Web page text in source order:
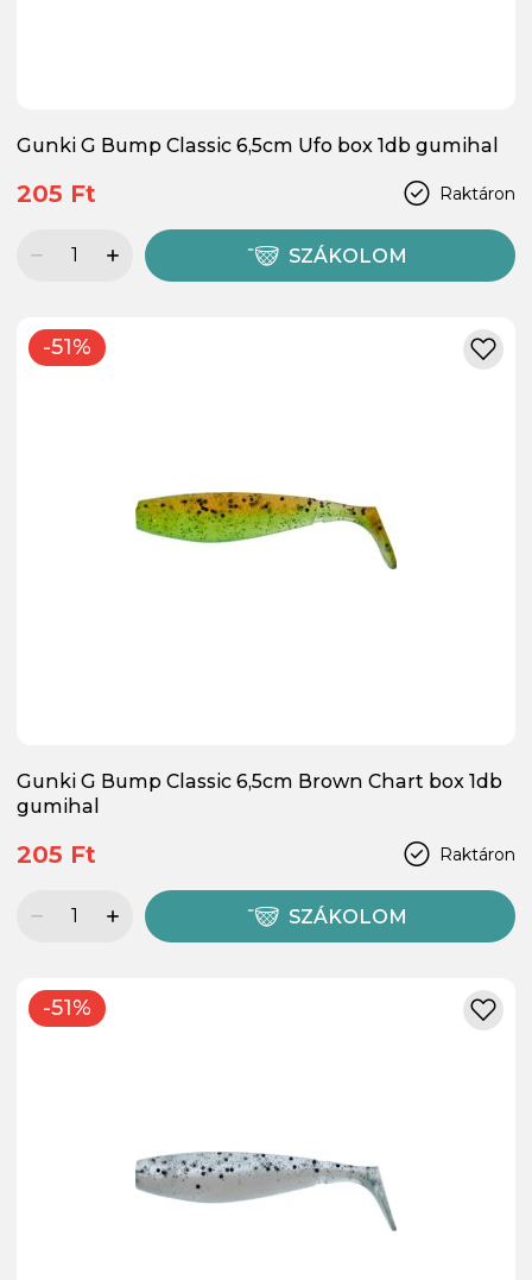
Gunki G Bump Classic 6,5cm Ufo box 1db gumihal
Raktáron
205 Ft
SZÁKOLOM
-51%
Gunki G Bump Classic 6,5cm Brown Chart box 1db
gumihal
Raktáron
205 Ft
SZÁKOLOM
-51%